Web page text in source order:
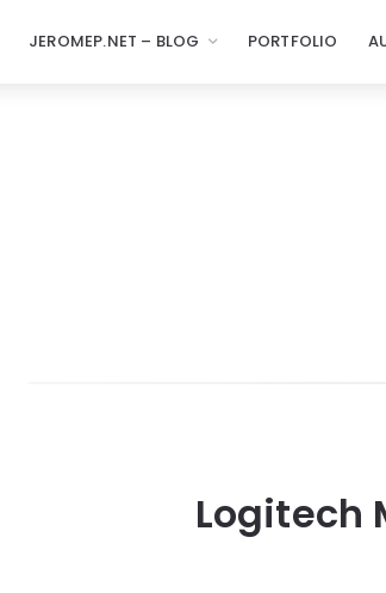
JEROMEP.NET – BLOG PORTFOLIO
Logitech